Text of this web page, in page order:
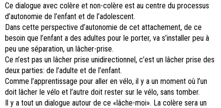
Ce dialogue avec colère et non-colère est au centre du processus
d’autonomie de l’enfant et de l’adolescent.
Dans cette perspective d’autonomie de cet attachement, de ce
besoin que l’enfant a des adultes pour le porter, va s’installer peu à
peu une séparation, un lâcher-prise.
Ce n’est pas un lâcher prise unidirectionnel, c’est un lâcher prise des
deux parties: de l’adulte et de l’enfant.
Comme l’apprentissage pour aller en vélo, il y a un moment où l’un
doit lâcher le vélo et l’autre doit rester sur le vélo, sans tomber.
Il y a tout un dialogue autour de ce «lâche-moi». La colère sera un